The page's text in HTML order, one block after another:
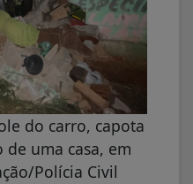
do carro, capota
uma casa, em
Polícia Civil